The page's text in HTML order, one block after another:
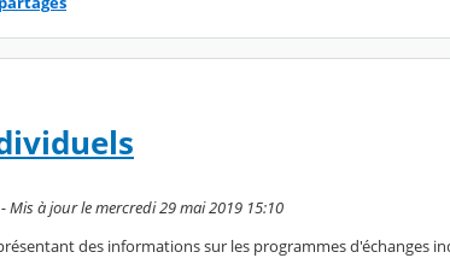
Mis à jour le mercredi 29 mai 2019 15:10
des informations sur les programmes d'échanges